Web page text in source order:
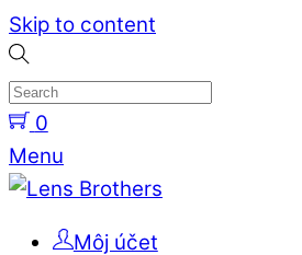
Skip to content
0
Menu
Môj účet